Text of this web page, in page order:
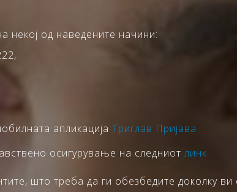
некој од наведените начини:
апликација Триглав Пријава
осигурување на следниот линк
што треба да ги обезбедите доколку